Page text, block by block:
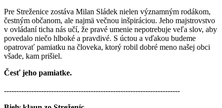
Pre Streženice zostáva Milan Sládek nielen významným rodákom,
čestným občanom, ale najmä večnou inšpiráciou. Jeho majstrovstvo
v ovládaní ticha nás učí, že pravé umenie nepotrebuje veľa slov, aby
povedalo niečo hlboké a pravdivé. S úctou a vďakou budeme
opatrovať pamiatku na človeka, ktorý robil dobré meno našej obci
všade, kam prišiel.
Česť jeho pamiatke.
-----------------------------------------------------------------------